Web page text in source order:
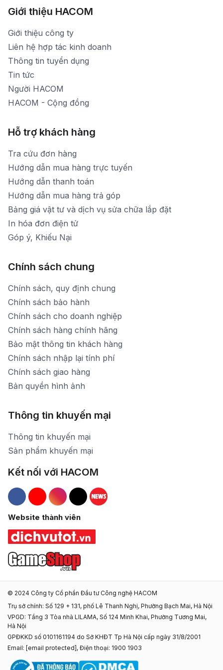
Thời gian mở cửa: Từ 8h30-19h hàng ngày
Xem bản đồ đường đi
1900 1903 (máy lẻ 159) -(028)73000322
1900 1903 (máy lẻ 160)
[email protected]
Thời gian mở cửa: Từ 8h30-20h hàng ngày
Giới thiệu HACOM
Giới thiệu công ty
Liên hệ hợp tác kinh doanh
Thông tin tuyển dụng
Tin tức
Người HACOM
HACOM - Cộng đồng
Hỗ trợ khách hàng
Tra cứu đơn hàng
Hướng dẫn mua hàng trực tuyến
Hướng dẫn thanh toán
Hướng dẫn mua hàng trả góp
Bảng giá vật tư và dịch vụ sửa chữa lắp đặt
In hóa đơn điện tử
Góp ý, Khiếu Nại
Chính sách chung
Chính sách, quy định chung
Chính sách bảo hành
Chính sách cho doanh nghiệp
Chính sách hàng chính hãng
Bảo mật thông tin khách hàng
Chính sách nhập lại tính phí
Chính sách giao hàng
Bản quyền hình ảnh
Thông tin khuyến mại
Thông tin khuyến mại
Sản phẩm khuyến mại
Kết nối với HACOM
Hacom Facebook
Hacom YouTube
Hacom Instagram
Hacom TikTok
Website thành viên
© 2024 Công ty Cổ phần Đầu tư Công nghệ HACOM
Trụ sở chính: Số 129 + 131, phố Lê Thanh Nghị, Phường Bạch Mai, Hà Nội
VPGD: Tầng 3 Tòa nhà LILAMA, Số 124 Minh Khai, Phường Tương Mai,
Hà Nội
GPĐKKD số 0101161194 do Sở KHĐT Tp Hà Nội cấp ngày 31/8/2001
Email: [email protected] , Điện thoại: 1900 1903